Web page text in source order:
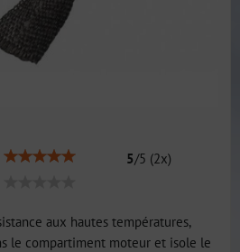
5/5 (2x)
aux hautes températures,
le compartiment moteur et isole le